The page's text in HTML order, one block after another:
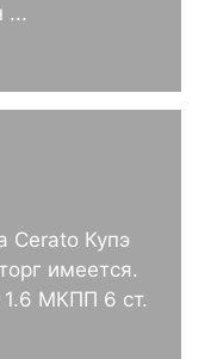
...
Cerato Купэ
имеется.
1.6 МКПП 6 ст.